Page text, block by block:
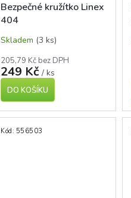
Bezpečné kružítko Linex
404
Skladem (3 ks)
205,79 Kč bez DPH
249 Kč / ks
DO KOŠÍKU
Kód: 556503